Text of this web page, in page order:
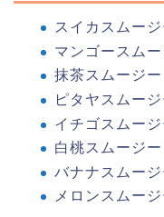
スイカスムー
マンゴースム
抹茶スムージ
ピタヤスムー
イチゴスムー
白桃スムージ
バナナスムー
メロンスムー